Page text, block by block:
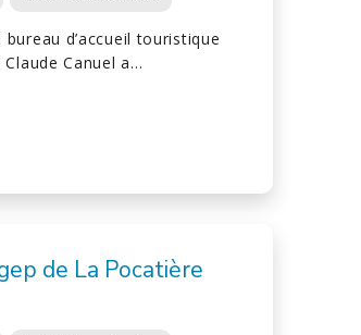
d’accueil touristique
Canuel a…
de La Pocatière